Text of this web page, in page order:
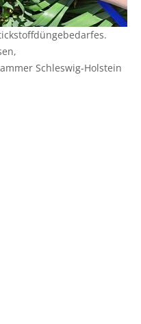
Landbau
Schleswig-Holstein